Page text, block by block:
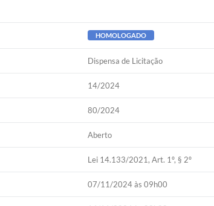
HOMOLOGADO
Dispensa de Licitação
14/2024
80/2024
Aberto
Lei 14.133/2021, Art. 1º, § 2º
07/11/2024 às 09h00